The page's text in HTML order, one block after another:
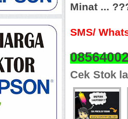
Minat ...
SMS/
Cek Stok